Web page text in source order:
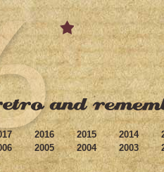
2016 2015 2014
2005 2004 2003